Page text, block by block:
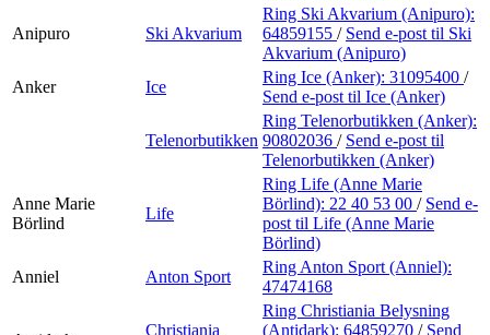
Anipuro Ski Akvarium
Ring Ski Akvarium (Anipuro):
64859155 / Send e-post til Ski
Akvarium (Anipuro)
Anker
Ice
Ring Ice (Anker): 31095400 /
Send e-post til Ice (Anker)
Telenorbutikken
Ring Telenorbutikken (Anker):
90802036 / Send e-post til
Telenorbutikken (Anker)
Anne Marie
Börlind
Life
Ring Life (Anne Marie
Börlind): 22 40 53 00 / Send e-
post til Life (Anne Marie
Börlind)
Anniel
Anton Sport
Ring Anton Sport (Anniel):
47474168
Christiania
Ring Christiania Belysning
(Antidark): 64859270 / Send